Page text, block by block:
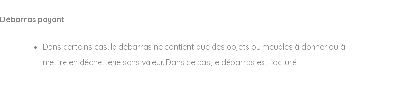
Débarras payant
Dans certains cas, le débarras ne contient que des objets ou meubles à donner ou à
mettre en déchetterie sans valeur. Dans ce cas, le débarras est facturé.